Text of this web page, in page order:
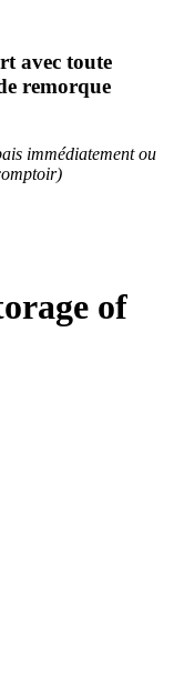
avec toute
remorque
immédiatement ou
of